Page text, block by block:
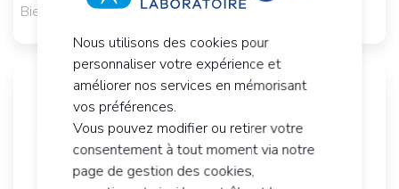
Bientôt disponible
ERGYVET IMMUNITÉ
100 ml
Immunité chien & chat
Nous utilisons des cookies pour
personnaliser votre expérience et
améliorer nos services en mémorisant
vos préférences.
Vous pouvez modifier ou retirer votre
consentement à tout moment via notre
page de gestion des cookies,